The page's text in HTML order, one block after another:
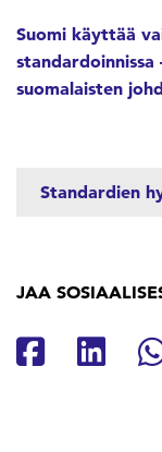
Suomi käyttää
suomalaisten
Standardien
JAA
Jaa Jaa